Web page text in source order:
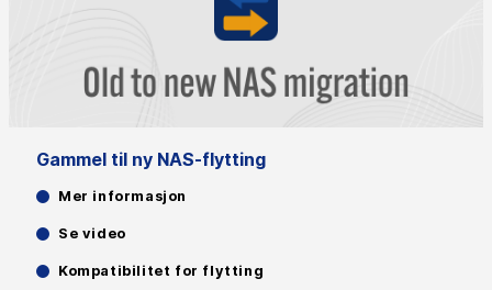
Gammel til ny NAS-flytting
Mer informasjon
Se video
Kompatibilitet for flytting